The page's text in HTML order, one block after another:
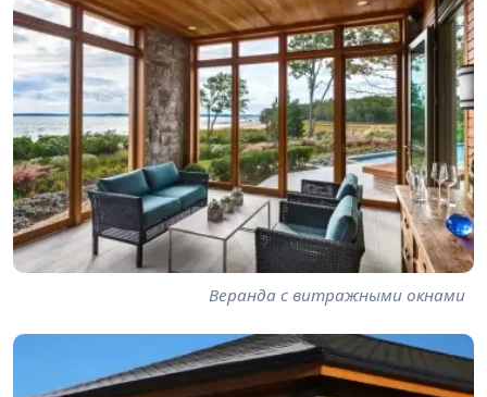
Веранда с витражными окнами